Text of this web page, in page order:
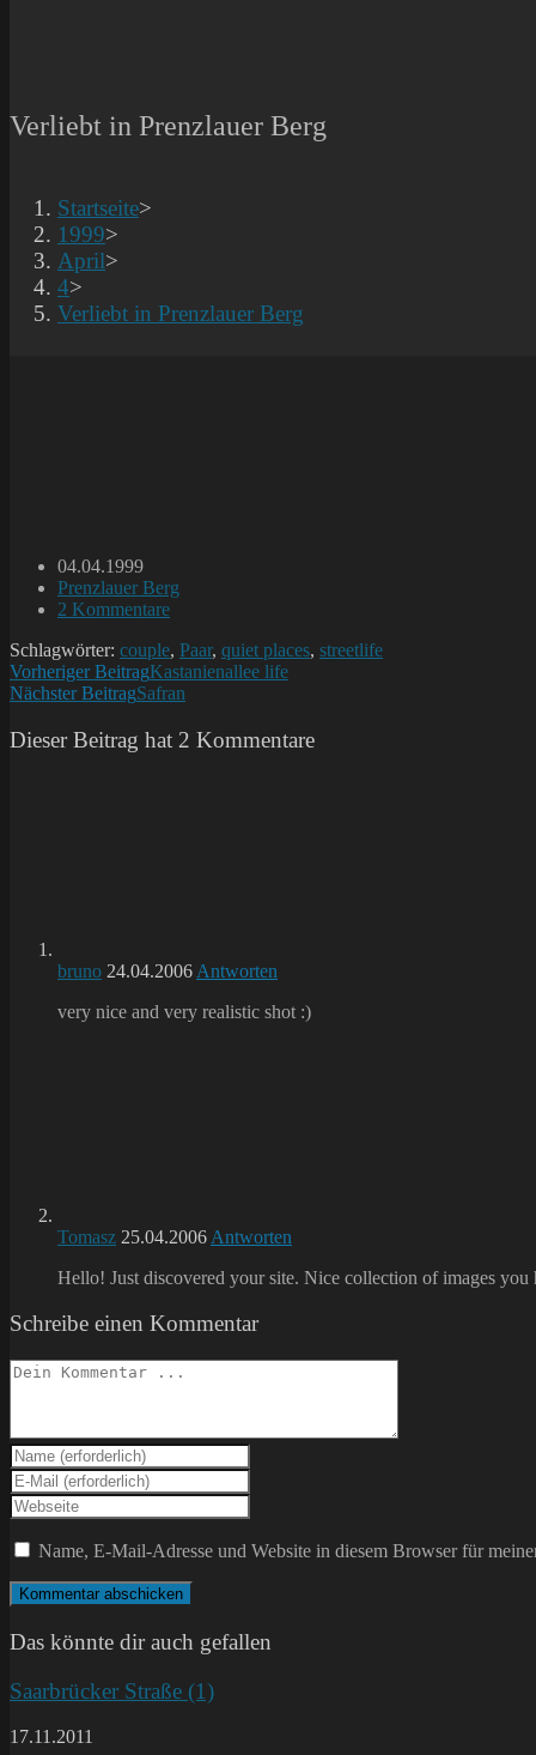
Verliebt in Prenzlauer Berg
Startseite>
1999>
April>
4>
Verliebt in Prenzlauer Berg
Beitrag
veröffentlicht:
04.04.1999
Beitrags-
Kategorie:
Prenzlauer Berg
Beitrags-
2 Kommentare
Schlagwörter: couple, Paar, quiet places, streetlife
Weitere
Artikel
ansehen
Vorheriger BeitragKastanienallee life
Nächster BeitragSafran
Dieser Beitrag hat 2 Kommentare
bruno 24.04.2006 Antworten
very nice and very realistic shot :)
Tomasz 25.04.2006 Antworten
Hello! Just discovered your site. Nice collection of images
Schreibe einen Kommentar
Kommentieren
Gib
deinen
Namen
oder
Benutzernamen
zum
Kommentieren
ein
Gib
deine
E-
Mail-
Adresse
zum
Kommentieren
Gib
deine
Website-
ein
(optional)
Name, E-Mail-Adresse und Website in diesem Browser für
Das könnte dir auch gefallen
Saarbrücker Straße (1)
17.11.2011